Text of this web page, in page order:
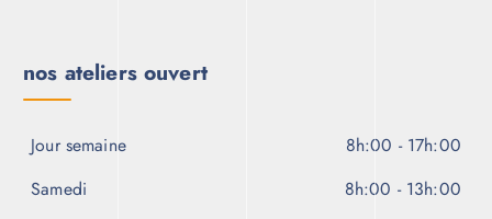
nos ateliers ouvert
Jour semaine
8h:00 - 17h:00
Samedi
8h:00 - 13h:00